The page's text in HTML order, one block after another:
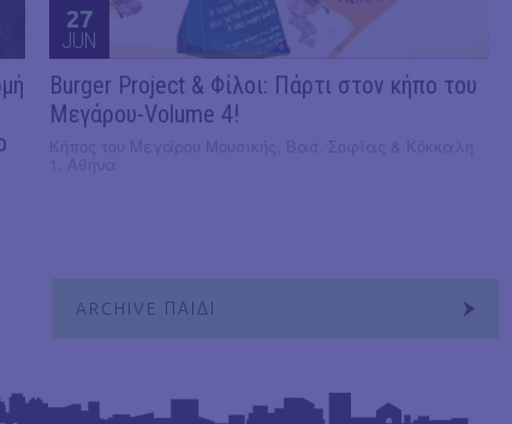
27
JUN
Burger Project & Φίλοι: Πάρτι στον κήπο του
Μεγάρου-Volume 4!
ARCHIVE ΠΑΙΔΙ